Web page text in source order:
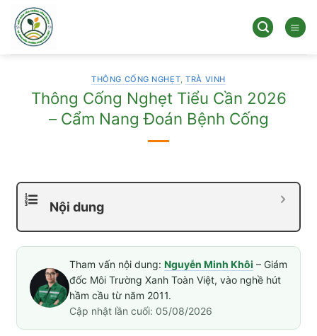
qua
dung
THÔNG CỐNG NGHẸT,TRÀ VINH
Thông Cống Nghẹt Tiểu Cần 2026
– Cẩm Nang Đoán Bệnh Cống
Nội dung
Tham vấn nội dung: Nguyễn Minh Khôi – Giám
đốc Môi Trường Xanh Toàn Việt, vào nghề hút
hầm cầu từ năm 2011.
Cập nhật lần cuối: 05/08/2026